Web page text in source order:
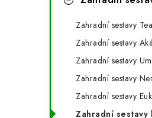
a
kategorie
r
Zahradní sestavy
Zahradní sestavy
Zahradní sestavy
Zahradní sestavy
Zahradní sestavy
Zahradní sestavy